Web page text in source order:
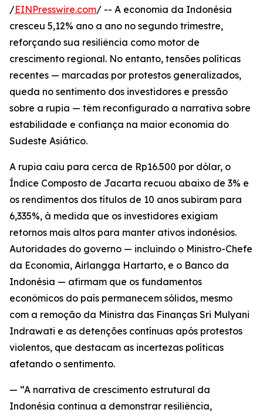
/EINPresswire.com/ -- A economia da Indonésia
cresceu 5,12% ano a ano no segundo trimestre,
reforçando sua resiliência como motor de
crescimento regional. No entanto, tensões políticas
recentes — marcadas por protestos generalizados,
queda no sentimento dos investidores e pressão
sobre a rupia — têm reconfigurado a narrativa sobre
estabilidade e confiança na maior economia do
Sudeste Asiático.
A rupia caiu para cerca de Rp16.500 por dólar, o
Índice Composto de Jacarta recuou abaixo de 3% e
os rendimentos dos títulos de 10 anos subiram para
6,335%, à medida que os investidores exigiam
retornos mais altos para manter ativos indonésios.
Autoridades do governo — incluindo o Ministro-Chefe
da Economia, Airlangga Hartarto, e o Banco da
Indonésia — afirmam que os fundamentos
econômicos do país permanecem sólidos, mesmo
com a remoção da Ministra das Finanças Sri Mulyani
Indrawati e as detenções contínuas após protestos
violentos, que destacam as incertezas políticas
afetando o sentimento.
— “A narrativa de crescimento estrutural da
Indonésia continua a demonstrar resiliência,